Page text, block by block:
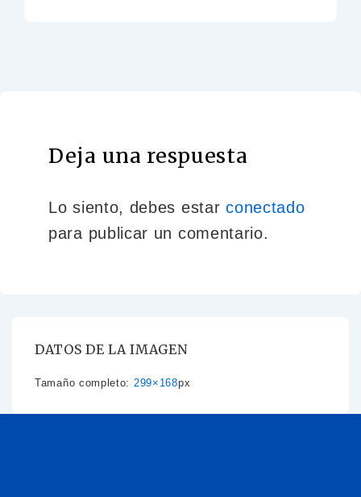
Deja una respuesta
Lo siento, debes estarconectado
para publicar un comentario.
DATOS DE LA IMAGEN
Tamaño completo: 299×168px